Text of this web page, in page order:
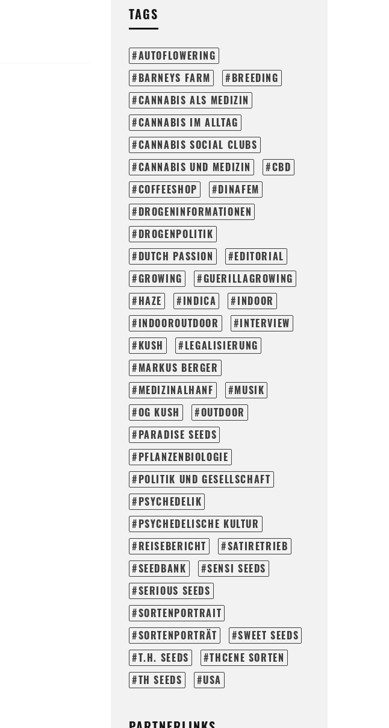
TAGS
AUTOFLOWERING
BARNEYS FARM
BREEDING
CANNABIS ALS MEDIZIN
CANNABIS IM ALLTAG
CANNABIS SOCIAL CLUBS
CANNABIS UND MEDIZIN
CBD
COFFEESHOP
DINAFEM
DROGENINFORMATIONEN
DROGENPOLITIK
DUTCH PASSION
EDITORIAL
GROWING
GUERILLAGROWING
HAZE
INDICA
INDOOR
INDOOROUTDOOR
INTERVIEW
KUSH
LEGALISIERUNG
MARKUS BERGER
MEDIZINALHANF
MUSIK
OG KUSH
OUTDOOR
PARADISE SEEDS
PFLANZENBIOLOGIE
POLITIK UND GESELLSCHAFT
PSYCHEDELIK
PSYCHEDELISCHE KULTUR
REISEBERICHT
SATIRETRIEB
SEEDBANK
SENSI SEEDS
SERIOUS SEEDS
SORTENPORTRAIT
SORTENPORTRÄT
SWEET SEEDS
T.H. SEEDS
THCENE SORTEN
TH SEEDS
USA